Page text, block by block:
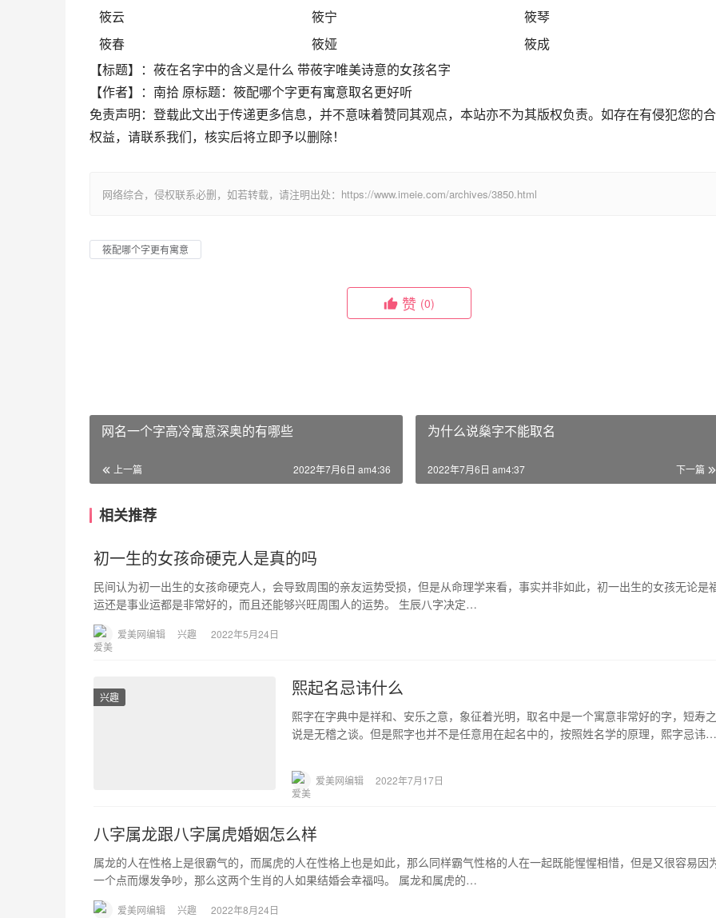
筱云
筱宁
筱琴
筱春
筱娅
筱成
【标题】：莜在名字中的含义是什么 带莜字唯美诗意的女孩名字
【作者】：南拾 原标题：筱配哪个字更有寓意取名更好听
免责声明：登载此文出于传递更多信息，并不意味着赞同其观点，本站亦不为其版权负责。如存在有侵犯您的
权益，请联系我们，核实后将立即予以删除！
网络综合，侵权联系必删，如若转载，请注明出处：https://www.imeie.com/archives/3850.html
筱配哪个字更有寓意
赞 (0)
网名一个字高冷寓意深奥的有哪些
上一篇 2022年7月6日 am4:36
为什么说燊字不能取名
下一篇
2022年7月6日 am4:37
相关推荐
初一生的女孩命硬克人是真的吗
民间认为初一出生的女孩命硬克人，会导致周围的亲友运势受损，但是从命理学来看，事实并非如此，初一出生的女孩无论是
运还是事业运都是非常好的，而且还能够兴旺周围人的运势。 生辰八字决定…
爱美网编辑 兴趣 2022年5月24日
兴趣 熙起名忌讳什么
熙字在字典中是祥和、安乐之意，象征着光明，取名中是一个寓意非常好的字，短寿之
说是无稽之谈。但是熙字也并不是任意用在起名中的，按照姓名学的原理，熙字忌讳搭
爱美网编辑 2022年7月17日
八字属龙跟八字属虎婚姻怎么样
属龙的人在性格上是很霸气的，而属虎的人在性格上也是如此，那么同样霸气性格的人在一起既能惺惺相惜，但是又很容易因
一个点而爆发争吵，那么这两个生肖的人如果结婚会幸福吗。 属龙和属虎的…
爱美网编辑 兴趣 2022年8月24日